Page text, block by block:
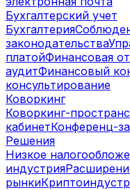
Бухгалтерский учет
Бухгалтерия
законодательства
платойФинансовая
аудитФинансовый
консультирование
Коворкинг
Коворкинг-
кабинетКонференц-
Решения
Низкое
индустрия
рынки